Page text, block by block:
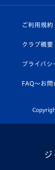
ホームタ
平和祈念
ホーム
U-18
スクール
ヴィヴィ
公式LINE
ご利用規約
クラブ概要
プライバシ
FAQ〜お問
ジ